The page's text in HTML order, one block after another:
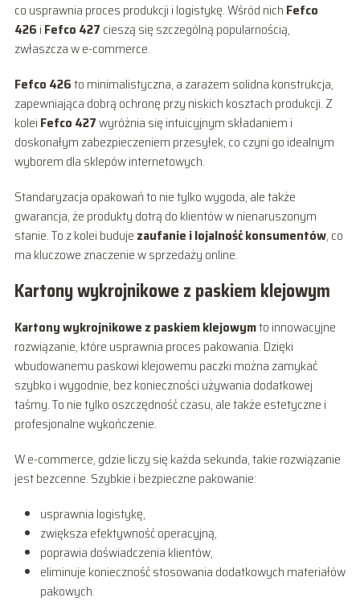
co usprawnia proces produkcji i logistykę. Wśród nich Fefco
426 i Fefco 427 cieszą się szczególną popularnością,
zwłaszcza w e-commerce.
Fefco 426to minimalistyczna, a zarazem solidna konstrukcja,
zapewniająca dobrą ochronę przy niskich kosztach produkcji. Z
kolei Fefco 427wyróżnia się intuicyjnym składaniem i
doskonałym zabezpieczeniem przesyłek, co czyni go idealnym
wyborem dla sklepów internetowych.
Standaryzacja opakowań to nie tylko wygoda, ale także
gwarancja, że produkty dotrą do klientów w nienaruszonym
stanie. To z kolei buduje zaufanie i lojalność konsumentów, co
ma kluczowe znaczenie w sprzedaży online.
Kartony wykrojnikowe z paskiem klejowym
Kartony wykrojnikowe z paskiem klejowymto innowacyjne
rozwiązanie, które usprawnia proces pakowania. Dzięki
wbudowanemu paskowi klejowemu paczki można zamykać
szybko i wygodnie, bez konieczności używania dodatkowej
taśmy. To nie tylko oszczędność czasu, ale także estetyczne i
profesjonalne wykończenie.
W e-commerce, gdzie liczy się każda sekunda, takie rozwiązanie
jest bezcenne. Szybkie i bezpieczne pakowanie:
usprawnia logistykę,
zwiększa efektywność operacyjną,
poprawia doświadczenia klientów,
eliminuje konieczność stosowania dodatkowych materiałów
pakowych.